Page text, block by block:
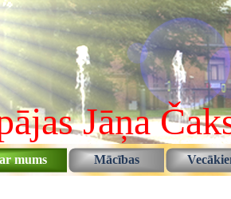
Jāņa
mums ▼
Mācības ▼